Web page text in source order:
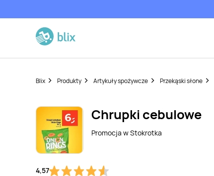
Blix Produkty Artykuły spożywcze Przekąski słone
Chrupki cebulowe
Promocja wStokrotka
4,57